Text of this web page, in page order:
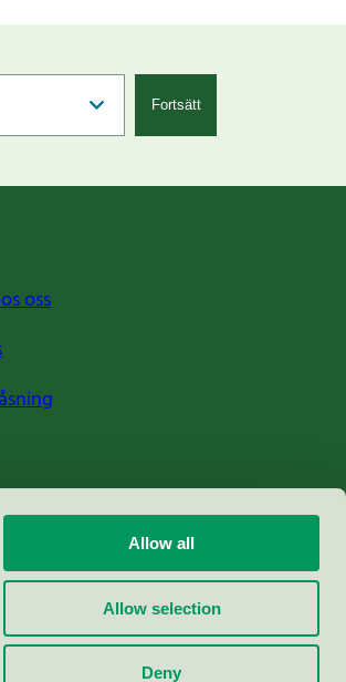
Allow all
Allow selection
Deny
Fortsätt
oss